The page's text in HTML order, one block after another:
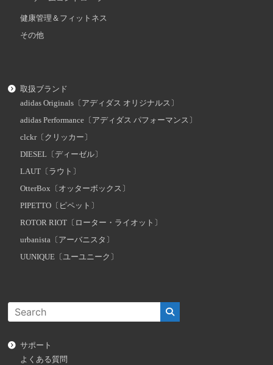
健康管理＆フィットネス
その他
取扱ブランド
adidas Originals〔アディダス オリジナルス〕
adidas Performance〔アディダス パフォーマンス〕
clckr〔クリッカー〕
DIESEL〔ディーゼル〕
LAUT〔ラウト〕
OtterBox〔オッターボックス〕
PIPETTO〔ピペット〕
ROTOR RIOT〔ローター・ライオット〕
urbanista〔アーバニスタ〕
UUNIQUE〔ユーユニーク〕
サポート
よくある質問